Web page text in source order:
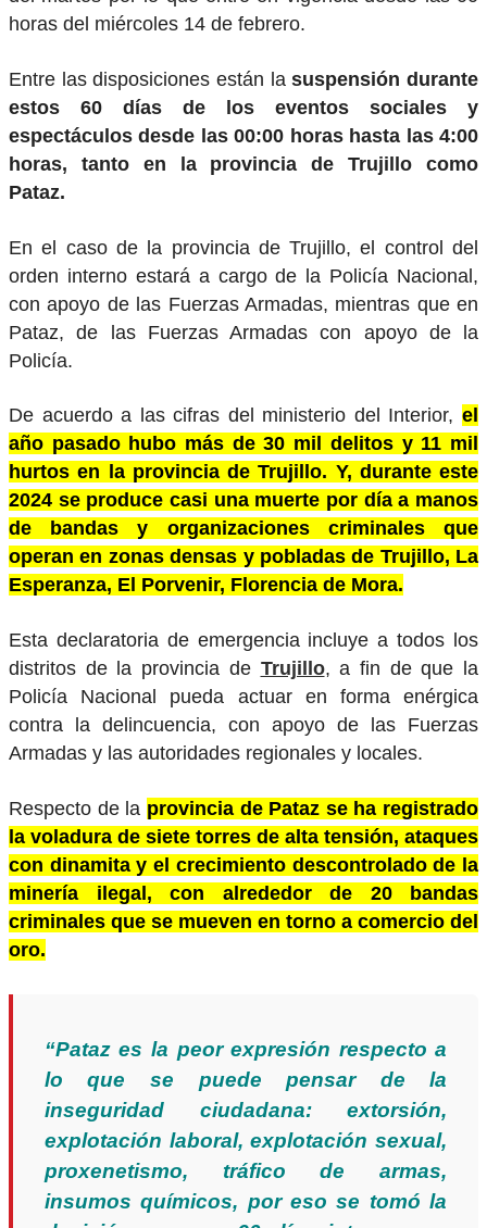
horas del miércoles 14 de febrero.
Entre las disposiciones están lasuspensión durante
estos 60 días de los eventos sociales y
espectáculos desde las 00:00 horas hasta las 4:00
horas, tanto en la provincia de Trujillo como
Pataz.
En el caso de la provincia de Trujillo, el control del
orden interno estará a cargo de la Policía Nacional,
con apoyo de las Fuerzas Armadas, mientras que en
Pataz, de las Fuerzas Armadas con apoyo de la
Policía.
De acuerdo a las cifras del ministerio del Interior, el
año pasado hubo más de 30 mil delitos y 11 mil
hurtos en la provincia de Trujillo. Y, durante este
2024 se produce casi una muerte por día a manos
de bandas y organizaciones criminales que
operan en zonas densas y pobladas de Trujillo, La
Esperanza, El Porvenir, Florencia de Mora.
Esta declaratoria de emergencia incluye a todos los
distritos de la provincia de Trujillo, a fin de que la
Policía Nacional pueda actuar en forma enérgica
contra la delincuencia, con apoyo de las Fuerzas
Armadas y las autoridades regionales y locales.
Respecto de la provincia de Pataz se ha registrado
la voladura de siete torres de alta tensión, ataques
con dinamita y el crecimiento descontrolado de la
minería ilegal, con alrededor de 20 bandas
criminales que se mueven en torno a comercio del
oro.
“Pataz es la peor expresión respecto a
lo que se puede pensar de la
inseguridad ciudadana: extorsión,
explotación laboral, explotación sexual,
proxenetismo, tráfico de armas,
insumos químicos, por eso se tomó la